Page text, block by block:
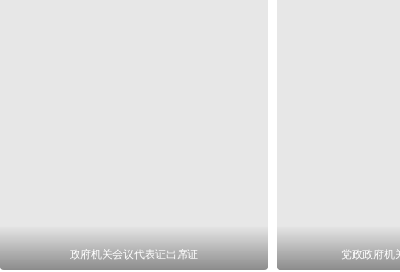
政府机关会议代表证出席证 党政政府机